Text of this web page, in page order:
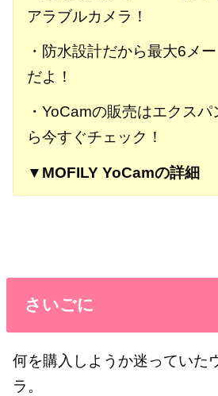
アラブルカメラ！
・防水設計だから最大6メ
だよ！
・YoCamの販売はエクス
ら今すぐチェック！
▼MOFILY YoCamの詳細
さいごに
何を購入しようか迷っていた
ラ。